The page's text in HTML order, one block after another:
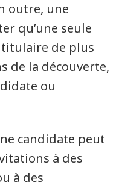
outre, une
qu’une seule
de plus
de la découverte,
ou
candidate peut
à des
à des